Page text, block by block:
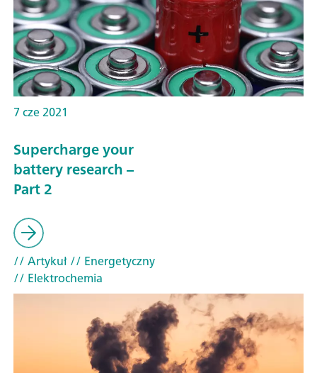
7 cze 2021
Supercharge your
battery research –
Part 2
// Artykuł// Energetyczny
// Elektrochemia